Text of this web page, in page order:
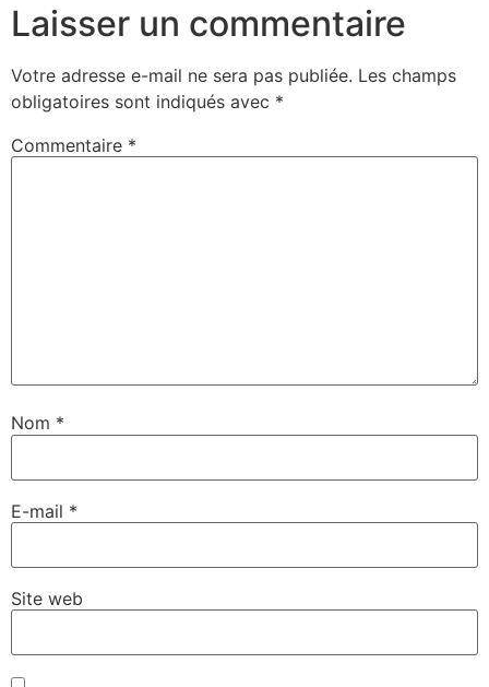
Laisser un commentaire
Votre adresse e-mail ne sera pas publiée. Les champs
obligatoires sont indiqués avec *
Commentaire *
Nom *
E-mail *
Site web